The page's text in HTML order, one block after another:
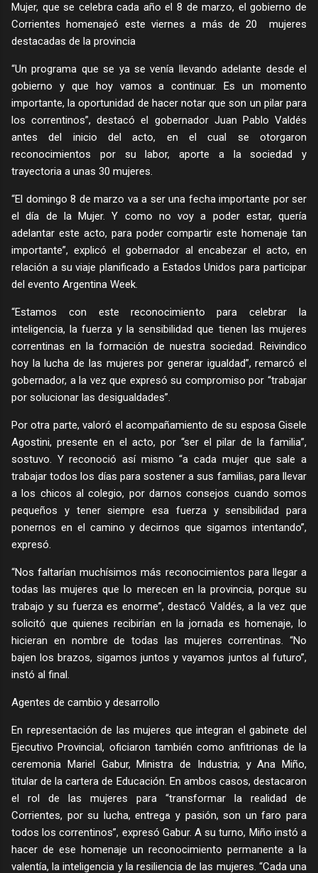
Mujer, que se celebra cada año el 8 de marzo, el gobierno de
Corrientes homenajeó este viernes a más de 20 mujeres
destacadas de la provincia
“Un programa que se ya se venía llevando adelante desde el
gobierno y que hoy vamos a continuar. Es un momento
importante, la oportunidad de hacer notar que son un pilar para
los correntinos”, destacó el gobernador Juan Pablo Valdés
antes del inicio del acto, en el cual se otorgaron
reconocimientos por su labor, aporte a la sociedad y
trayectoria a unas 30 mujeres.
“El domingo 8 de marzo va a ser una fecha importante por ser
el día de la Mujer. Y como no voy a poder estar, quería
adelantar este acto, para poder compartir este homenaje tan
importante”, explicó el gobernador al encabezar el acto, en
relación a su viaje planificado a Estados Unidos para participar
del evento Argentina Week.
“Estamos con este reconocimiento para celebrar la
inteligencia, la fuerza y la sensibilidad que tienen las mujeres
correntinas en la formación de nuestra sociedad. Reivindico
hoy la lucha de las mujeres por generar igualdad”, remarcó el
gobernador, a la vez que expresó su compromiso por “trabajar
por solucionar las desigualdades”.
Por otra parte, valoró el acompañamiento de su esposa Gisele
Agostini, presente en el acto, por “ser el pilar de la familia”,
sostuvo. Y reconoció así mismo “a cada mujer que sale a
trabajar todos los días para sostener a sus familias, para llevar
a los chicos al colegio, por darnos consejos cuando somos
pequeños y tener siempre esa fuerza y sensibilidad para
ponernos en el camino y decirnos que sigamos intentando”,
expresó.
“Nos faltarían muchísimos más reconocimientos para llegar a
todas las mujeres que lo merecen en la provincia, porque su
trabajo y su fuerza es enorme”, destacó Valdés, a la vez que
solicitó que quienes recibirían en la jornada es homenaje, lo
hicieran en nombre de todas las mujeres correntinas. “No
bajen los brazos, sigamos juntos y vayamos juntos al futuro”,
instó al final.
Agentes de cambio y desarrollo
En representación de las mujeres que integran el gabinete del
Ejecutivo Provincial, oficiaron también como anfitrionas de la
ceremonia Mariel Gabur, Ministra de Industria; y Ana Miño,
titular de la cartera de Educación. En ambos casos, destacaron
el rol de las mujeres para “transformar la realidad de
Corrientes, por su lucha, entrega y pasión, son un faro para
todos los correntinos”, expresó Gabur. A su turno, Miño instó a
hacer de ese homenaje un reconocimiento permanente a la
valentía, la inteligencia y la resiliencia de las mujeres. “Cada una